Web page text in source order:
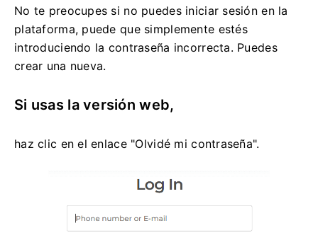
No te preocupes si no puedes iniciar sesión en la
plataforma, puede que simplemente estés
introduciendo la contraseña incorrecta. Puedes
crear una nueva.
Si usas la versión web,
haz clic en el enlace "Olvidé mi contraseña".